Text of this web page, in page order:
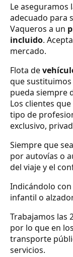
Le aseguramos
adecuado para
Vaqueros a un
incluido.
mercado.
Flota de
que
pueda siempre
Los clientes
tipo de
exclusivo,
Siempre que
por autovías o
del viaje y el
Indicándolo
infantil o
Trabajamos las
por lo que en
transporte
servicios.